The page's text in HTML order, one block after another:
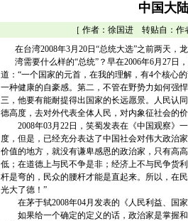
中国大
［ 作者：徐国进 转贴自：
在台湾2008年3月20日“总统大选”之前两天
湾需要什么样的“总统”？早在2006年6月27日
道：“一个国家的元首，在我的理解，有4个核心
一种健康的自豪感。第二，不管在野势力如何强
三，他要有能耐提得出国家的长远愿景。人民认
德高度，去对外代表全体人民，对内象征社会的
2008年03月22日，笑蜀发表在《中国观察》
度，但是，已经充分表达了中国社会对伟大政治
价值的地方，就没有谦卑感恩的政治家，只有高
低；在道德上与民不争是非；经济上不与民争货
杆是弯的，民众的腰杆才能是直起来。所以，在
光大了德！”
在茅于轼2008年04月发表的《人民利益、国家
如果给一个确定的定义的话，政治家是掌握和